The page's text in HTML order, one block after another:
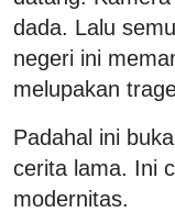
dada. Lalu
negeri ini
melupakan
Padahal ini
cerita lama. Ini
modernitas.